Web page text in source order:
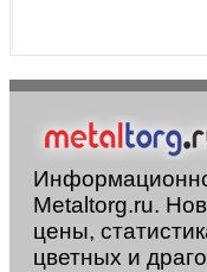
Metaltorg.ru.
цены,
цветных и